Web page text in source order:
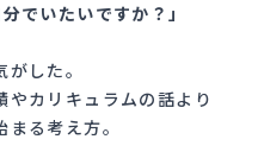
でいたいですか？」
した。
カリキュラムの話より
る考え方。